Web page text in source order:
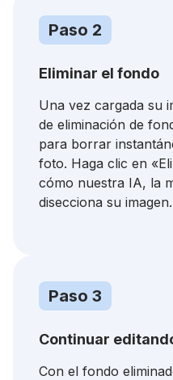
Paso 2
Eliminar el fondo
Una vez cargada su
de eliminación de
para borrar
foto. Haga clic en
cómo nuestra IA, la
disecciona su imagen.
Paso 3
Continuar
Con el fondo